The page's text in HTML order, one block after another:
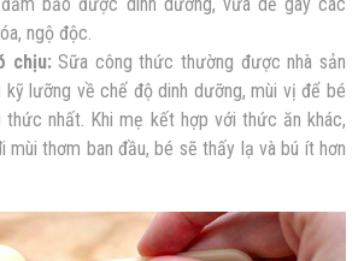
ngộ độc.
chịu: Sữa công thức thường được nhà sản
kỹ lưỡng về chế độ dinh dưỡng, mùi vị để bé
thức nhất. Khi mẹ kết hợp với thức ăn khác,
thơm ban đầu, bé sẽ thấy lạ và bú ít hơn